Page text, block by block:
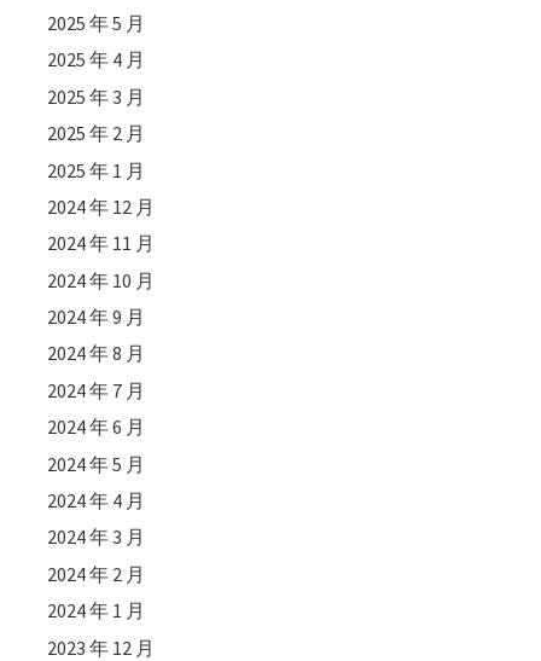
2025 年 5 月
2025 年 4 月
2025 年 3 月
2025 年 2 月
2025 年 1 月
2024 年 12 月
2024 年 11 月
2024 年 10 月
2024 年 9 月
2024 年 8 月
2024 年 7 月
2024 年 6 月
2024 年 5 月
2024 年 4 月
2024 年 3 月
2024 年 2 月
2024 年 1 月
2023 年 12 月